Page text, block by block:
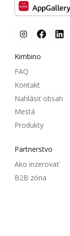
Kimbino
FAQ
Kontakt
Nahlásiť obsah
Mestá
Produkty
Partnerstvo
Ako inzerovať
B2B zóna